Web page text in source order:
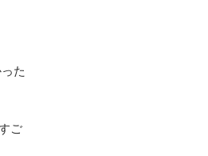
た
ご